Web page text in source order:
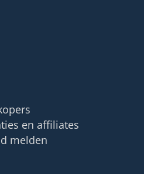
en affiliates
melden